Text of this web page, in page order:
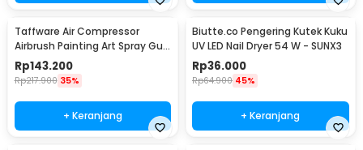
Taffware Air Compressor
Airbrush Painting Art Spray Gun
0.3mm 7ml - ARP150
Rp143.200
Rp217.900 35%
+ Keranjang
Biutte.co Pengering Kutek Kuku
UV LED Nail Dryer 54 W - SUNX3
Rp36.000
Rp64.900 45%
+ Keranjang